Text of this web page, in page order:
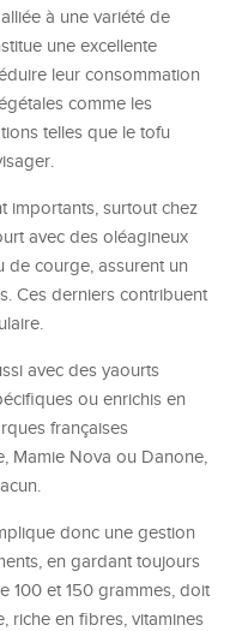
à une variété de
une excellente
leur consommation
comme les
telles que le tofu
importants, surtout chez
avec des oléagineux
de courge, assurent un
Ces derniers contribuent
avec des yaourts
ou enrichis en
françaises
Mamie Nova ou Danone,
donc une gestion
en gardant toujours
100 et 150 grammes, doit
riche en fibres, vitamines